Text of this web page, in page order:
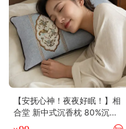
【安抚心神！夜夜好眠！】相
合堂 新中式沉香枕 80%沉香
饱满填充 拆洗方便